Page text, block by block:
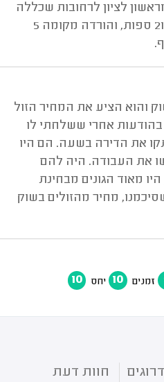
בת 4 חדרים מראשון לציון לרחובות שכללה
פירוק והרכבת מיטה זוגית ו2 ספות, והורדה מקומה 5
והוא הציע את המחיר הזול
בהודעות אחרי ששלחתי לו
חברה ותקתקו את הדירה בשעה. הם היו
את העבודה. היה להם
מאוד הגונים מבחינת
מחיר מהזולים בשוק
זמנים 10 יחס 10
חוות דעת